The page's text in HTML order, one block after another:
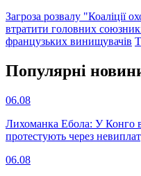
Загроза розвалу "Коаліції
втратити головних
французьких винищувачів
Популярнi
06.08
Лихоманка Ебола: У Конго
протестують через
06.08